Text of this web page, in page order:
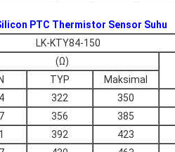
PTC Thermistor Sensor Suhu
LK-KTY84-150
(Ω)
TYP
Maksimal
322 350
356 385
392 423